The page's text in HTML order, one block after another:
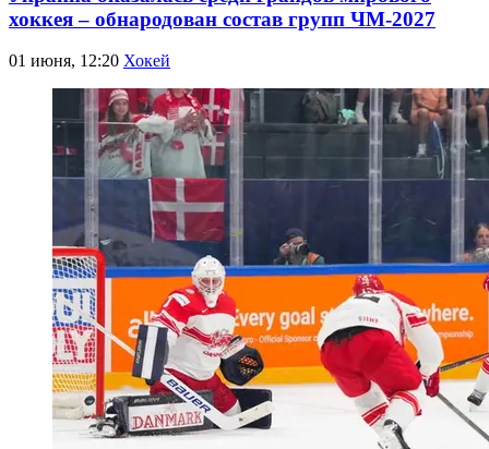
хоккея – обнародован состав групп ЧМ-2027
01 июня, 12:20 Хокей